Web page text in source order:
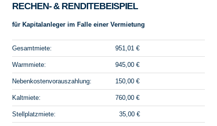
RECHEN- & RENDITEBEISPIEL
für Kapitalanleger im Falle einer Vermietung
Gesamtmiete: 951,01 €
Warmmiete: 945,00 €
Nebenkostenvorauszahlung: 150,00 €
Kaltmiete: 760,00 €
Stellplatzmiete: 35,00 €